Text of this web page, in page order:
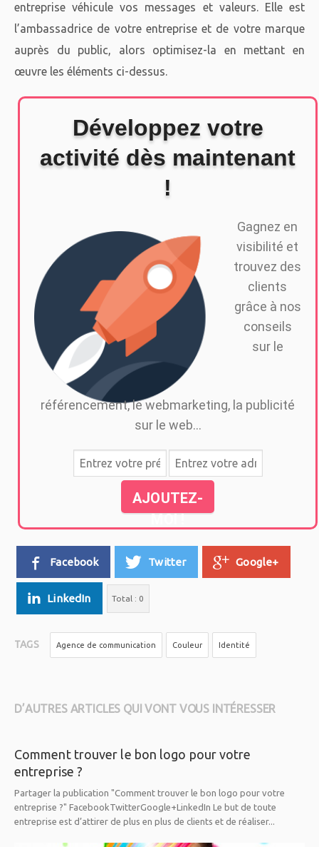
entreprise véhicule vos messages et valeurs. Elle est
l’ambassadrice de votre entreprise et de votre marque
auprès du public, alors optimisez-la en mettant en
œuvre les éléments ci-dessus.
Développez votre
activité dès maintenant
!
Gagnez en
visibilité et
trouvez des
clients
grâce à nos
conseils
sur le
référencement, le webmarketing, la publicité
sur le web...
AJOUTEZ-
MOI !
Facebook Twitter Google+
LinkedIn Total : 0
TAGS Agence de communication Couleur Identité
D’AUTRES ARTICLES QUI VONT VOUS INTÉRESSER
Comment trouver le bon logo pour votre
entreprise ?
Partager la publication "Comment trouver le bon logo pour votre
entreprise ?" FacebookTwitterGoogle+LinkedIn Le but de toute
entreprise est d’attirer de plus en plus de clients et de réaliser...